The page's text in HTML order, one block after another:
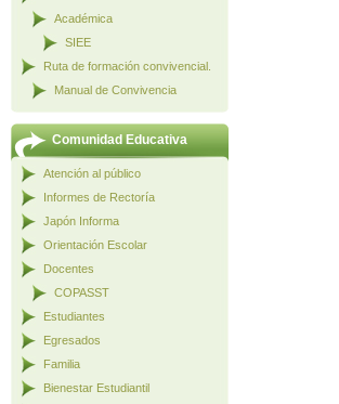
Académica
SIEE
Ruta de formación convivencial.
Manual de Convivencia
Comunidad Educativa
Atención al público
Informes de Rectoría
Japón Informa
Orientación Escolar
Docentes
COPASST
Estudiantes
Egresados
Familia
Bienestar Estudiantil